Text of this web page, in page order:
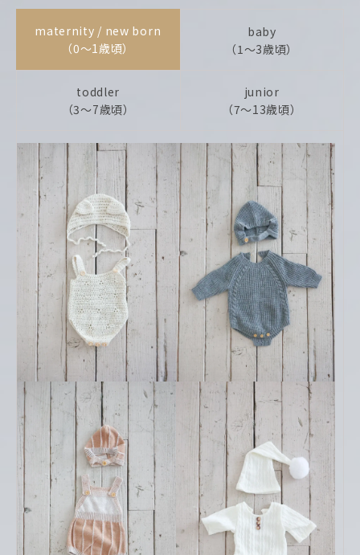
maternity / new born
（0〜1歳頃）
baby
（1〜3歳頃）
toddler
（3〜7歳頃）
junior
（7〜13歳頃）